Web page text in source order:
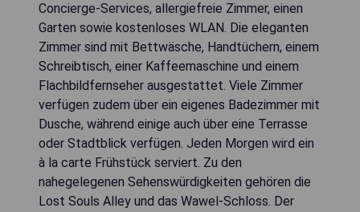
Concierge-Services, allergiefreie Zimmer, einen
Garten sowie kostenloses WLAN. Die eleganten
Zimmer sind mit Bettwäsche, Handtüchern, einem
Schreibtisch, einer Kaffeemaschine und einem
Flachbildfernseher ausgestattet. Viele Zimmer
verfügen zudem über ein eigenes Badezimmer mit
Dusche, während einige auch über eine Terrasse
oder Stadtblick verfügen. Jeden Morgen wird ein
à la carte Frühstück serviert. Zu den
nahegelegenen Sehenswürdigkeiten gehören die
Lost Souls Alley und das Wawel-Schloss. Der